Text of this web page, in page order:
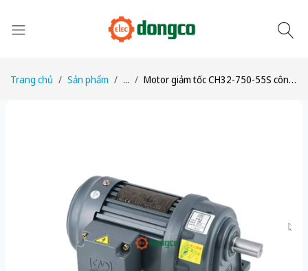
Trang chủ Sản phẩm ... Motor giảm tốc CH32-750-55S công suất 1HP (750W) 0,75kW tỉ số truyền 1/55